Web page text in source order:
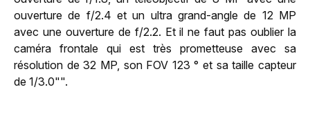
ouverture de f/2.4 et un ultra grand-angle de 12 MP
avec une ouverture de f/2.2. Et il ne faut pas oublier la
caméra frontale qui est très prometteuse avec sa
résolution de 32 MP, son FOV 123 ° et sa taille capteur
de 1/3.0"".